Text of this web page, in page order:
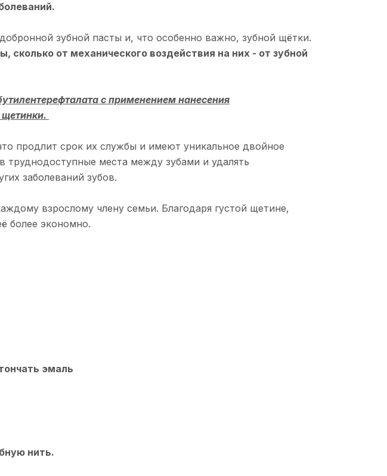
зубной пасты и, что особенно важно, зубной щётки.
сколько от механического воздействия на них - от зубной
с применением нанесения
щетинки.
продлит срок их службы и имеют уникальное двойное
труднодоступные места между зубами и удалять
заболеваний зубов.
взрослому члену семьи. Благодаря густой щетине,
более экономно.
эмаль
нить.